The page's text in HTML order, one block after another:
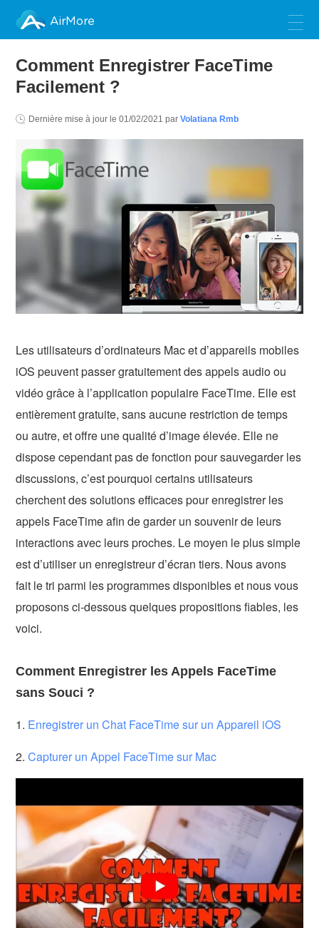
AirMore
Comment Enregistrer FaceTime
Facilement ?
Dernière mise à jour le01/02/2021 parVolatiana Rmb
Les utilisateurs d’ordinateurs Mac et d’appareils mobiles
iOS peuvent passer gratuitement des appels audio ou
vidéo grâce à l’application populaire FaceTime. Elle est
entièrement gratuite, sans aucune restriction de temps
ou autre, et offre une qualité d’image élevée. Elle ne
dispose cependant pas de fonction pour sauvegarder les
discussions, c’est pourquoi certains utilisateurs
cherchent des solutions efficaces pour enregistrer les
appels FaceTime afin de garder un souvenir de leurs
interactions avec leurs proches. Le moyen le plus simple
est d’utiliser un enregistreur d’écran tiers. Nous avons
fait le tri parmi les programmes disponibles et nous vous
proposons ci-dessous quelques propositions fiables, les
voici.
Comment Enregistrer les Appels FaceTime
sans Souci ?
1. Enregistrer un Chat FaceTime sur un Appareil iOS
2.Capturer un Appel FaceTime sur Mac